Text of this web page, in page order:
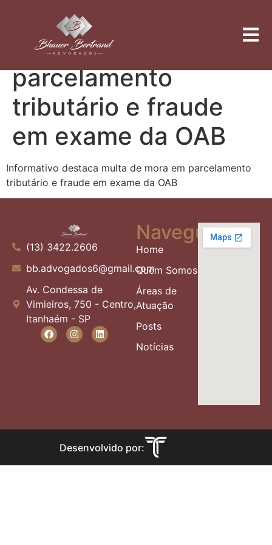
Informativo destaca
multa de mora em
parcelamento
tributário e fraude
em exame da OAB
Informativo destaca multa de mora em parcelamento
tributário e fraude em exame da OAB
(13) 3422.2606
bb.advogados6@gmail.com
Av. Condessa de
Vimieiros, 750 - Centro,
Itanhaém - SP
Navegue
Home
Quem Somos
Áreas de
Atuação
Posts
Notícias
Desenvolvido por: